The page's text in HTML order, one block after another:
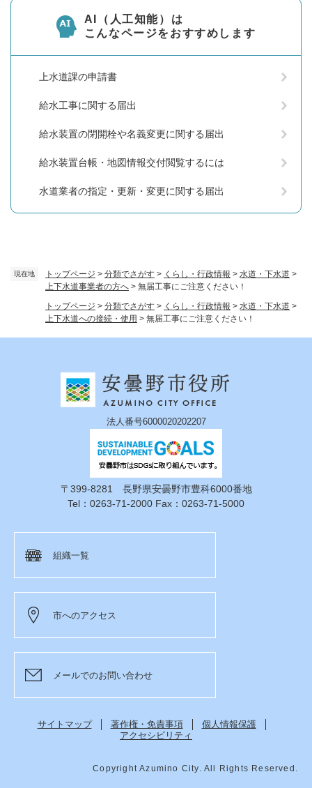
現在地 トップページ > 分類でさがす > くらし・行政情報 > 水道・下水道 >
上下水道事業者の方へ > 無届工事にご注意ください！
トップページ > 分類でさがす > くらし・行政情報 > 水道・下水道 >
上下水道への接続・使用 > 無届工事にご注意ください！
AI（人工知能）は
こんなページをおすすめします
上水道課の申請書
給水工事に関する届出
給水装置の閉開栓や名義変更に関する届出
給水装置台帳・地図情報交付閲覧するには
水道業者の指定・更新・変更に関する届出
法人番号6000020202207
〒399-8281 長野県安曇野市豊科6000番地
Tel：0263-71-2000 Fax：0263-71-5000
組織一覧
市へのアクセス
メールでのお問い合わせ
サイトマップ 著作権・免責事項
個人情報保護
アクセシビリティ
Copyright Azumino City. All Rights Reserved.